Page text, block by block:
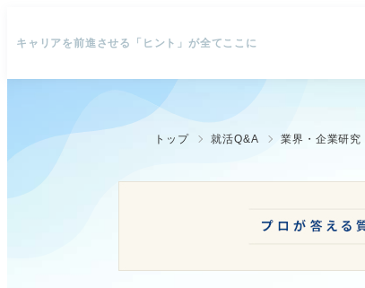
キャリアを前進させる「ヒント」が全てここに
トップ 就活Q&A 業界・企業研究